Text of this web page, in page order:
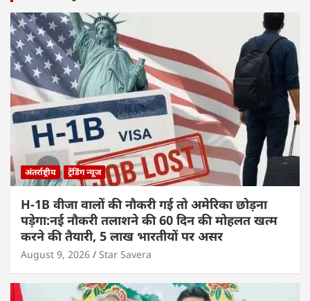
अंतर्राष्ट्रीय ट्रेंडिंग न्यूज
H-1B वीजा वालों की नौकरी गई तो अमेरिका छोड़ना
पड़ेगा:नई नौकरी तलाशने की 60 दिन की मोहलत खत्म
करने की तैयारी, 5 लाख भारतीयों पर असर
August 9, 2026 Star Savera